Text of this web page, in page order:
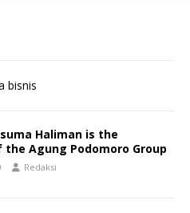
bisnis
Haliman is the
the Agung Podomoro Group
Redaksi